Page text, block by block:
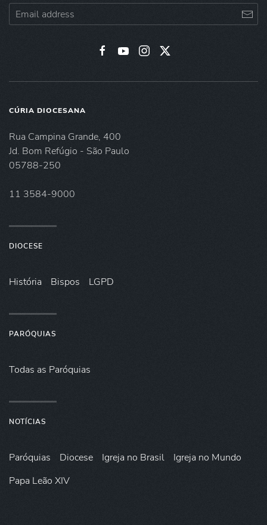
CÚRIA DIOCESANA
Rua Campina Grande, 400
Jd. Bom Refúgio - São Paulo
05788-250
11 3584-9000
DIOCESE
História Bispos LGPD
PARÓQUIAS
Todas as Paróquias
NOTÍCIAS
Paróquias Diocese Igreja no Brasil
Igreja no Mundo
Papa Leão XIV